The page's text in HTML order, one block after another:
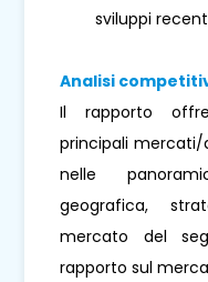
sviluppi
Analisi
Il rapporto
principali mercati/
nelle
geografica,
mercato del
rapporto sul